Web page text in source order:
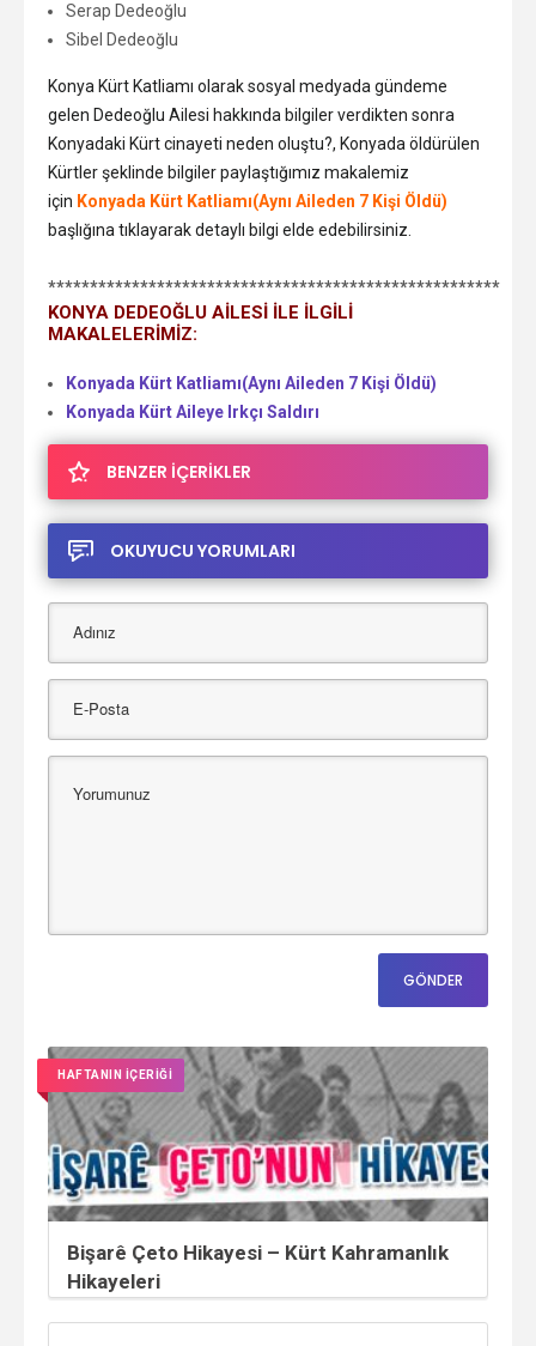
Serap Dedeoğlu
Sibel Dedeoğlu
Konya Kürt Katliamı olarak sosyal medyada gündeme
gelen Dedeoğlu Ailesi hakkında bilgiler verdikten sonra
Konyadaki Kürt cinayeti neden oluştu?, Konyada öldürülen
Kürtler şeklinde bilgiler paylaştığımız makalemiz
için Konyada Kürt Katliamı(Aynı Aileden 7 Kişi Öldü)
başlığına tıklayarak detaylı bilgi elde edebilirsiniz.
******************************************************
KONYA DEDEOĞLU AİLESİ İLE İLGİLİ
MAKALELERİMİZ:
Konyada Kürt Katliamı(Aynı Aileden 7 Kişi Öldü)
Konyada Kürt Aileye Irkçı Saldırı
BENZER İÇERİKLER
OKUYUCU YORUMLARI
HAFTANIN İÇERİĞİ
Bişarê Çeto Hikayesi – Kürt Kahramanlık
Hikayeleri